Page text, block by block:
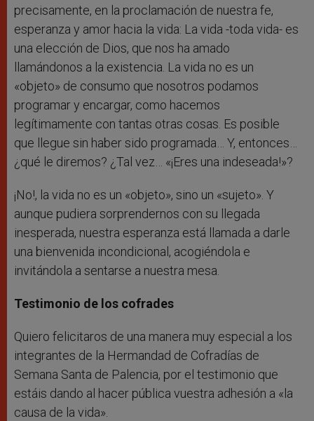
precisamente, en la proclamación de nuestra fe,
esperanza y amor hacia la vida: La vida -toda vida- es
una elección de Dios, que nos ha amado
llamándonos a la existencia. La vida no es un
«objeto» de consumo que nosotros podamos
programar y encargar, como hacemos
legítimamente con tantas otras cosas. Es posible
que llegue sin haber sido programada… Y, entonces…
¿qué le diremos? ¿Tal vez… «¡Eres una indeseada!»?
¡No!, la vida no es un «objeto», sino un «sujeto». Y
aunque pudiera sorprendernos con su llegada
inesperada, nuestra esperanza está llamada a darle
una bienvenida incondicional, acogiéndola e
invitándola a sentarse a nuestra mesa.
Testimonio de los cofrades
Quiero felicitaros de una manera muy especial a los
integrantes de la Hermandad de Cofradías de
Semana Santa de Palencia, por el testimonio que
estáis dando al hacer pública vuestra adhesión a «la
causa de la vida».